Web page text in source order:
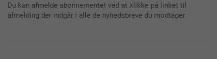
Du kan afmelde abonnementet ved at klikke på linket til
afmelding der indgår i alle de nyhedsbreve du modtager.